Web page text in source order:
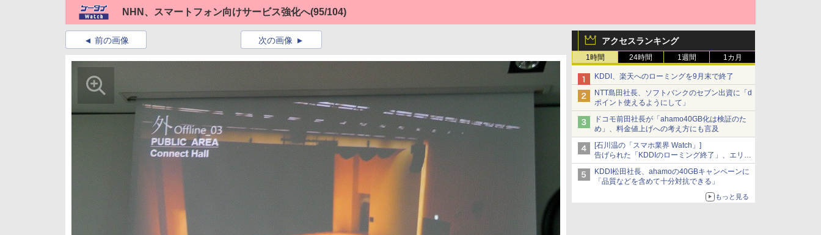
NHN、スマートフォン向けサービス強化へ(95/104)
アクセスランキング
1時間 24時間 1週間 1カ月
KDDI、楽天へのローミングを9月末で終了
NTT島田社長、ソフトバンクのセブン出資に「d
ポイント使えるようにして」
ドコモ前田社長が「ahamo40GB化は検証のた
め」、料金値上げへの考え方にも言及
[石川温の「スマホ業界 Watch」]
告げられた「KDDIのローミング終了」、エリア
マップの落とし穴と楽天モバイルの課題
KDDI松田社長、ahamoの40GBキャンペーンに
「品質などを含めて十分対抗できる」
もっと見る
前の画像 次の画像